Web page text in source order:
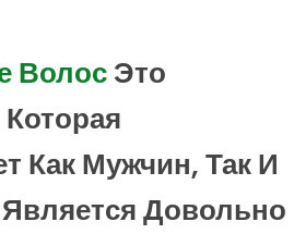
ВолосЭто
Как Мужчин, Так И
Довольно